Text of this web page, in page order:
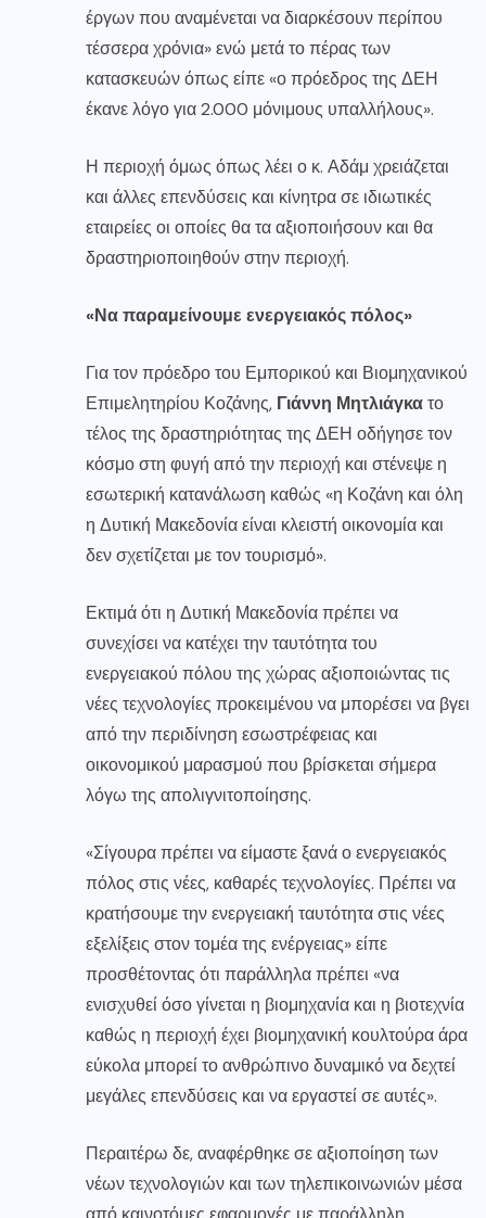
έργων που αναμένεται να διαρκέσουν περίπου
τέσσερα χρόνια» ενώ μετά το πέρας των
κατασκευών όπως είπε «ο πρόεδρος της ΔΕΗ
έκανε λόγο για 2.000 μόνιμους υπαλλήλους».
Η περιοχή όμως όπως λέει ο κ. Αδάμ χρειάζεται
και άλλες επενδύσεις και κίνητρα σε ιδιωτικές
εταιρείες οι οποίες θα τα αξιοποιήσουν και θα
δραστηριοποιηθούν στην περιοχή.
«Να παραμείνουμε ενεργειακός πόλος»
Για τον πρόεδρο του Εμπορικού και Βιομηχανικού
Επιμελητηρίου Κοζάνης, Γιάννη Μητλιάγκατο
τέλος της δραστηριότητας της ΔΕΗ οδήγησε τον
κόσμο στη φυγή από την περιοχή και στένεψε η
εσωτερική κατανάλωση καθώς «η Κοζάνη και όλη
η Δυτική Μακεδονία είναι κλειστή οικονομία και
δεν σχετίζεται με τον τουρισμό».
Εκτιμά ότι η Δυτική Μακεδονία πρέπει να
συνεχίσει να κατέχει την ταυτότητα του
ενεργειακού πόλου της χώρας αξιοποιώντας τις
νέες τεχνολογίες προκειμένου να μπορέσει να βγει
από την περιδίνηση εσωστρέφειας και
οικονομικού μαρασμού που βρίσκεται σήμερα
λόγω της απολιγνιτοποίησης.
«Σίγουρα πρέπει να είμαστε ξανά ο ενεργειακός
πόλος στις νέες, καθαρές τεχνολογίες. Πρέπει να
κρατήσουμε την ενεργειακή ταυτότητα στις νέες
εξελίξεις στον τομέα της ενέργειας» είπε
προσθέτοντας ότι παράλληλα πρέπει «να
ενισχυθεί όσο γίνεται η βιομηχανία και η βιοτεχνία
καθώς η περιοχή έχει βιομηχανική κουλτούρα άρα
εύκολα μπορεί το ανθρώπινο δυναμικό να δεχτεί
μεγάλες επενδύσεις και να εργαστεί σε αυτές».
Περαιτέρω δε, αναφέρθηκε σε αξιοποίηση των
νέων τεχνολογιών και των τηλεπικοινωνιών μέσα